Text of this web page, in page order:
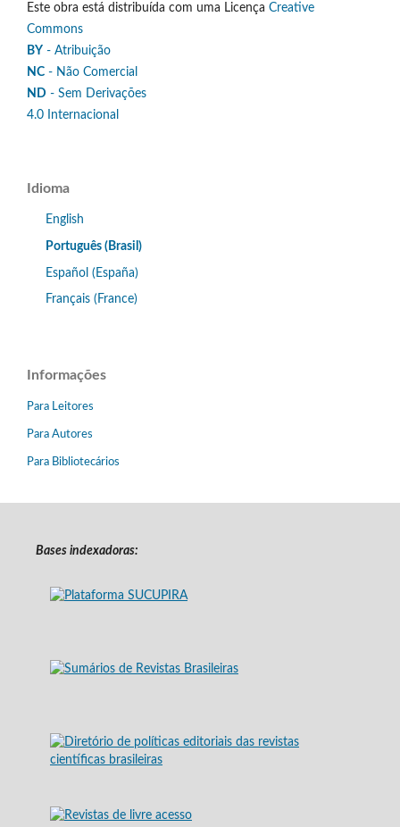
Este obra está distribuída com uma Licença Creative
Commons
BY - Atribuição
NC - Não Comercial
ND - Sem Derivações
4.0 Internacional
Idioma
English
Português (Brasil)
Español (España)
Français (France)
Informações
Para Leitores
Para Autores
Para Bibliotecários
Bases indexadoras: